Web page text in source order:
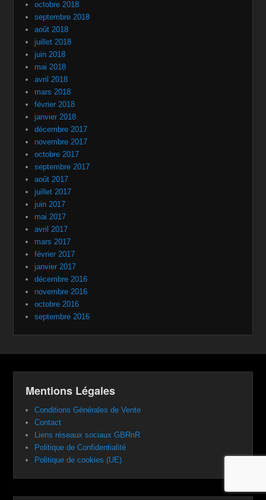
octobre 2018
septembre 2018
août 2018
juillet 2018
juin 2018
mai 2018
avril 2018
mars 2018
février 2018
janvier 2018
décembre 2017
novembre 2017
octobre 2017
septembre 2017
août 2017
juillet 2017
juin 2017
mai 2017
avril 2017
mars 2017
février 2017
janvier 2017
décembre 2016
novembre 2016
octobre 2016
septembre 2016
Mentions Légales
Conditions Générales de Vente
Contact
Liens réseaux sociaux GBRnR
Politique de Confidentialité
Politique de cookies (UE)